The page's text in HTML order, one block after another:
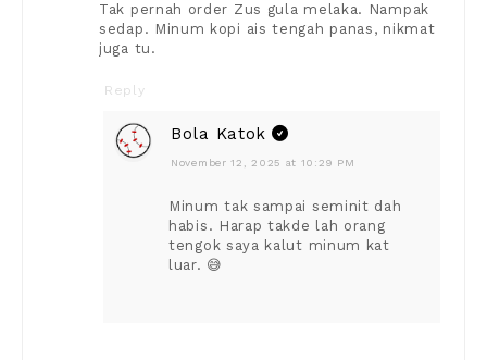
Tak pernah order Zus gula melaka. Nampak
sedap. Minum kopi ais tengah panas, nikmat
juga tu.
Reply
Bola Katok
November 12, 2025 at 10:29 PM
Minum tak sampai seminit dah
habis. Harap takde lah orang
tengok saya kalut minum kat
luar. 😅